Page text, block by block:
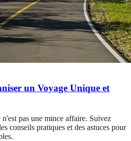
un Voyage Unique et
pas une mince affaire. Suivez
conseils pratiques et des astuces pour